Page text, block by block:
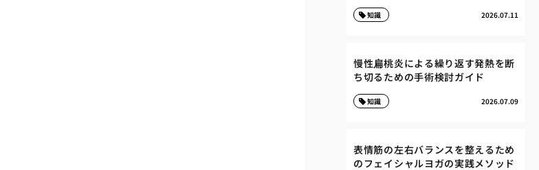
2026.07.11
知識
慢性扁桃炎による繰り返す発熱を断
ち切るための手術検討ガイド
2026.07.09
知識
表情筋の左右バランスを整えるため
のフェイシャルヨガの実践メソッド